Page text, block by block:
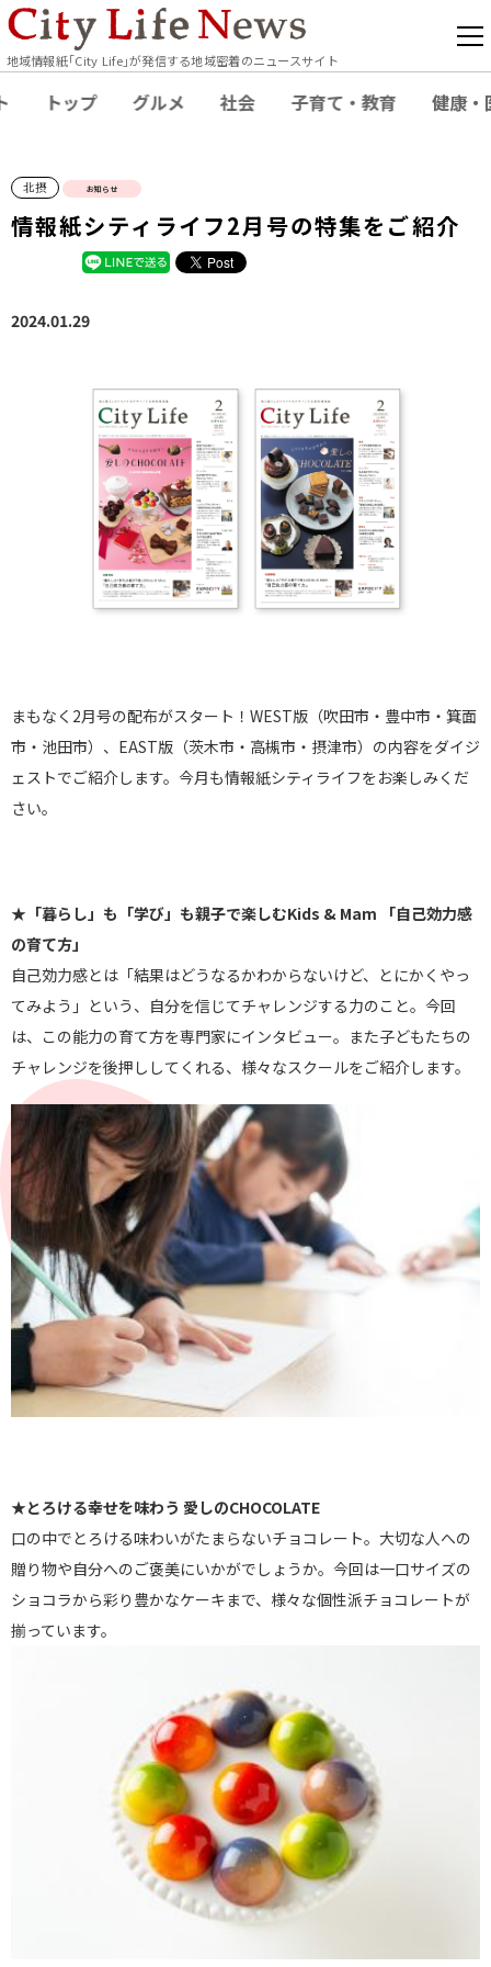
地域情報紙｢City Life｣が発信する地域密着のニュースサイト
トップ グルメ 社会 子育て・教育 健康・
北摂 お知らせ
情報紙シティライフ2月号の特集をご紹介
2024.01.29
まもなく2月号の配布がスタート！WEST版（吹田市・豊中市・箕面
市・池田市）、EAST版（茨木市・高槻市・摂津市）の内容をダイジ
ェストでご紹介します。今月も情報紙シティライフをお楽しみくだ
さい。
★「暮らし」も「学び」も親子で楽しむKids & Mam 「自己効力感
の育て方」
自己効力感とは「結果はどうなるかわからないけど、 とにかくやっ
てみよう」という、 自分を信じてチャレンジする力のこと。今回
は、 この能力の育て方を専門家にインタビュー。 また子どもたちの
チャレンジを後押ししてくれる、 様々なスクールをご紹介します。
★とろける幸せを味わう 愛しのCHOCOLATE
口の中でとろける味わいがたまらないチョコレート。 大切な人への
贈り物や自分へのご褒美にいかがでしょうか。 今回は一口サイズの
ショコラから彩り豊かなケーキまで、 様々な個性派チョコレートが
揃っています。